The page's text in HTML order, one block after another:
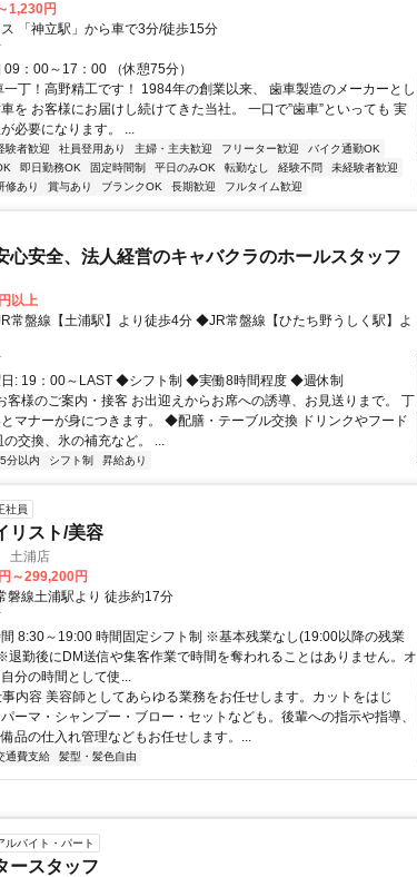
1,230円
「神立駅」から車で3分/徒歩15分
：00～17：00 （休憩75分）
一丁！高野精工です！ 1984年の創業以来、 歯車製造のメーカーとし
を お客様にお届けし続けてきた当社。 一口で”歯車”といっても 実
必要になります。 ...
験者歓迎 社員登用あり 主婦・主夫歓迎 フリーター歓迎
バイク通勤OK
即日勤務OK 固定時間制 平日のみOK 転勤なし 経験不問
未経験者歓迎
修あり 賞与あり ブランクOK 長期歓迎 フルタイム歓迎
心安全、法人経営のキャバクラのホールスタッフ
以上
: 19：00～LAST ◆シフト制 ◆実働8時間程度 ◆週休制
様のご案内・接客 お出迎えからお席への誘導、お見送りまで。 丁
マナーが身につきます。 ◆配膳・テーブル交換 ドリンクやフード
の交換、氷の補充など。 ...
分以内 シフト制 昇給あり
社員
リスト/美容
土浦店
～299,200円
磐線土浦駅より 徒歩約17分
8:30～19:00 時間固定シフト制 ※基本残業なし(19:00以降の残業
退勤後にDM送信や集客作業で時間を奪われることはありません。オ
分の時間として使...
内容 美容師としてあらゆる業務をお任せします。カットをはじ
ーマ・シャンプー・ブロー・セットなども。後輩への指示や指導、
品の仕入れ管理などもお任せします。...
通費支給 髪型・髪色自由
ルバイト・パート
ースタッフ